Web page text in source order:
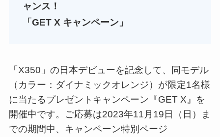
ャンス！
「GET X キャンペーン」
「X350」の日本デビューを記念して、同モデル
（カラー：ダイナミックオレンジ）が限定1名様
に当たるプレゼントキャンペーン『GET X』を
開催中です。ご応募は2023年11月19日（日）ま
での期間中、キャンペーン特別ページ